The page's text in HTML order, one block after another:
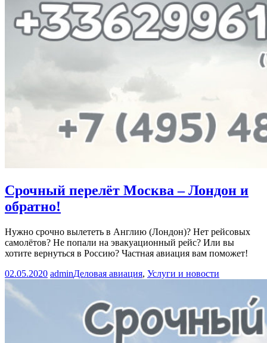
Срочный перелёт Москва – Лондон и
обратно!
Нужно срочно вылететь в Англию (Лондон)? Нет рейсовых
самолётов? Не попали на эвакуационный рейс? Или вы
хотите вернуться в Россию? Частная авиация вам поможет!
02.05.2020 adminДеловая авиация, Услуги и новости